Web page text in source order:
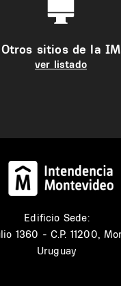
Otros sitios de la IM
ver listado
Edificio Sede:
1360 - C.P. 11200,
Uruguay